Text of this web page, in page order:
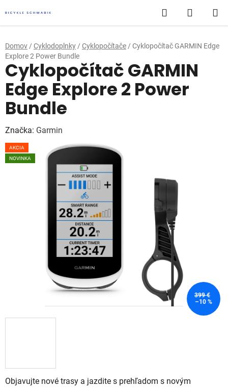
na
obsah
Hľadať
KOŠÍK
Domov / Cyklodoplnky / Cyklopočítače / Cyklopočítač GARMIN Edge
Explore 2 Power Bundle
Objavujte nové trasy a jazdite s prehľadom s novým
Cyklopočítač GARMIN
Edge Explore 2 Power
Bundle
Značka: Garmin
AKCIA
NOVINKA
399 €
–10 %